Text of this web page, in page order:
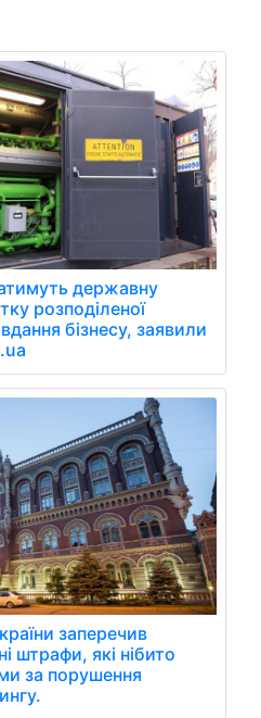
державну
розподіленої
бізнесу, заявили
заперечив
штрафи, які нібито
за порушення